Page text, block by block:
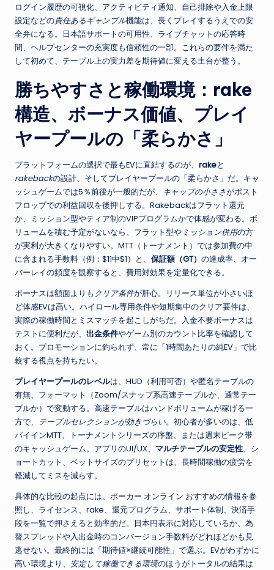
ログイン履歴の可視化、アクティビティ通知、自己排除や入金上限
設定などの責任あるギャンブル機能は、長くプレイするうえでの安
全弁になる。日本語サポートの可用性、ライブチャットの応答時
間、ヘルプセンターの充実度も信頼性の一部。これらの要件を満た
して初めて、テーブル上の実力差を期待値に変える土台が整う。
勝ちやすさと稼働環境：rake
構造、ボーナス価値、プレイ
ヤープールの「柔らかさ」
プラットフォームの選択で最もEVに直結するのが、 rakeと
rakebackの設計、そしてプレイヤープールの「柔らかさ」だ。キャ
ッシュゲームでは5％前後が一般的だが、
キャップの小ささがポスト
フロップでの利益回収を後押しする。Rakebackはフラット還元
か、ミッション型やティア制のVIPプログラムかで体感が変わる。ボ
リュームを積む予定がないなら、フラット型やミッション併用の方
が実利が大きくなりやすい。MTT（トーナメント）では参加費の中
に含まれる手数料（例：$11中$1）と、 保証額（GT） の達成率、オー
バーレイの頻度を観察すると、費用対効果を定量化できる。
ボーナスは額面よりも クリア条件が肝心。リリース単位が小さいほ
ど体感EVは高い。ハイロール専用条件や短期集中のクリア要件は、
実際の稼働時間とミスマッチを起こしがちだ。入金不要ボーナスは
テストに便利だが、 出金条件やゲーム別のカウント比率を確認して
おく。プロモーションに釣られず、常に「1時間あたりの純EV」で比
較する視点を持ちたい。
プレイヤープールのレベルは、HUD（利用可否）や匿名テーブルの
有無、フォーマット（Zoom/スナップ系高速テーブルか、通常テー
ブルか）で変動する。高速テーブルはハンドボリュームが稼げる一
方で、
テーブルセレクションが効きづらい。初心者が多いのは、低
バイインMTT、トーナメントシリーズの序盤、または週末ピーク帯
のキャッシュゲーム。アプリのUI/UX、 マルチテーブルの安定性、シ
ョートカット、ベットサイズのプリセットは、長時間稼働の疲労を
軽減してミスを減らす。
具体的な比較の起点には、 ポーカー オンライン おすすめの情報を参
照し、ライセンス、rake、還元プログラム、サポート体制、決済手
段を一覧で押さえると効率的だ。日本円表示に対応しているか、為
替スプレッドや入出金時のコンバージョン手数料がどれほどかも見
逃せない。最終的には「期待値×継続可能性」で選ぶ。EVがわずかに
高い環境より、 安定して稼働できる環境のほうがトータルの結果は